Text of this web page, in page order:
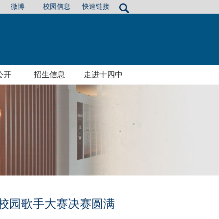
微博 校园信息 快速链接
开 招生信息 走进十四中
园歌手大赛决赛圆满